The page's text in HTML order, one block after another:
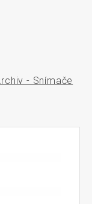
- Snímače